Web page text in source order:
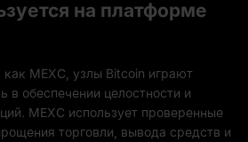
на платформе
MEXC, узлы Bitcoin играют
в обеспечении целостности и
MEXC использует проверенные
торговли, вывода средств и